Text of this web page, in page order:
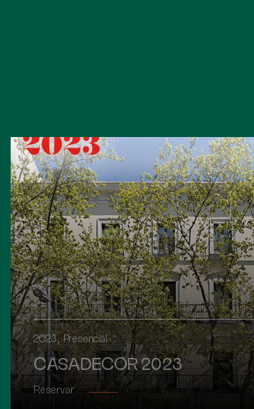
2023,Presencial
CASADECOR 2023
Reservar